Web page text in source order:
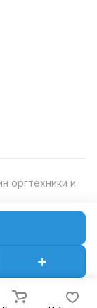
оргтехники и